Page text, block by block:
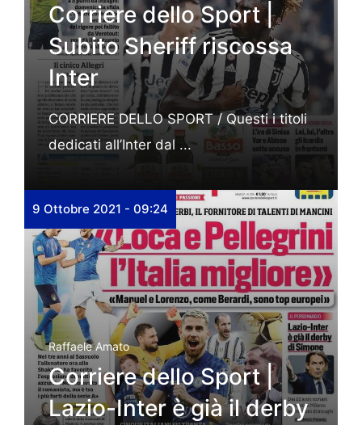
Corriere dello Sport |
Subito Sheriff riscossa
Inter
CORRIERE DELLO SPORT / Questi i titoli
dedicati all’Inter dal ...
9 Ottobre 2021 - 09:24
Raffaele Amato
Corriere dello Sport |
Lazio-Inter è già il derby